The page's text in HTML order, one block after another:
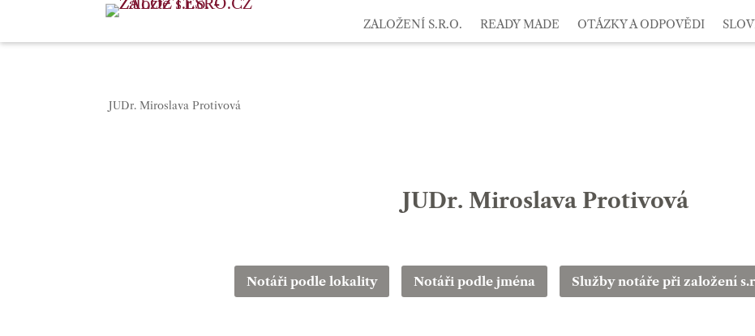
ZALOŽENÍ S.R.O. READY MADE OTÁZKY A ODPOVĚDI
JUDr. Miroslava Protivová
JUDr. Miroslava Protivová
Notáři podle lokality Notáři podle jména Služby notáře při založení